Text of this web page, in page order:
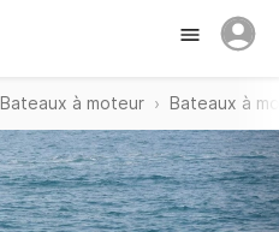
Bateaux à moteur Bateaux à